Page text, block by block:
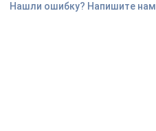
Нашли ошибку? Напишите нам